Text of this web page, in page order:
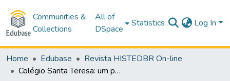
Communities &
Collections
All of
DSpace
Statistics Log In
Home Edubase
Revista HISTEDBR On-line
Colégio Santa Teresa: um projeto Scalabriniano (1939-1942)